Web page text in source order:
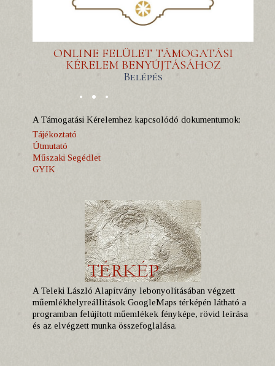
ONLINE FELÜLET TÁMOGATÁSI
KÉRELEM BENYÚJTÁSÁHOZ
Belépés
A Támogatási Kérelemhez kapcsolódó dokumentumok:
Tájékoztató
Útmutató
Műszaki Segédlet
GYIK
A Teleki László Alapítvány lebonyolításában végzett
műemlékhelyreállítások GoogleMaps térképén látható a
programban felújított műemlékek fényképe, rövid leírása
és az elvégzett munka összefoglalása.